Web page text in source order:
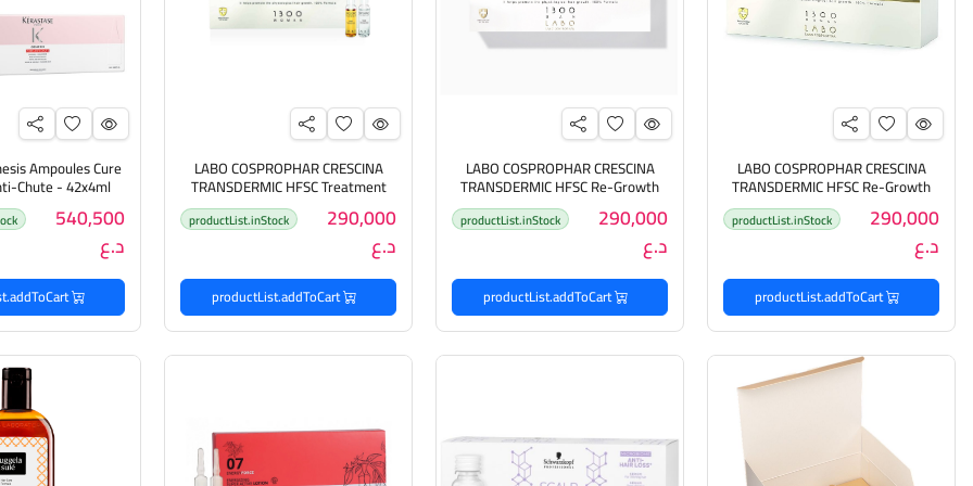
LABO COSPROPHAR CRESCINA
TRANSDERMIC HFSC Re-Growth
WOMAN 1300 - Ampoules 20
كريسينا انبات الشعر ومعالج لتساقط
الشعر للنساء من لابو كوسبروفار
290,000
د.ع
productList.inStock
productList.addToCart
LABO COSPROPHAR CRESCINA
TRANSDERMIC HFSC Re-Growth
MAN 1300 - Ampoules 20 كريسينا
انبات الشعر ومعالج لتساقط الشعر
290,000
د.ع
productList.inStock
productList.addToCart
LABO COSPROPHAR CRESCINA
TRANSDERMIC HFSC Treatment
Women 1300 - Ampoules 3.5ml
x10+10 كريسينا انبات الشعر ومعالج
لتساقط الشعر من لابو كوسبروفار
290,000
د.ع
productList.inStock
productList.addToCart
Ampoules Cure
جينيسيس أمبولات
540,500
د.ع
productList.addToCart